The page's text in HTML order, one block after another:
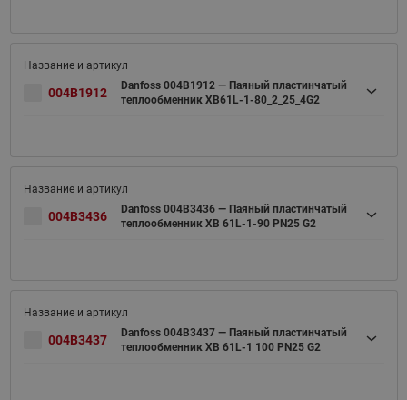
004B1912
Danfoss 004B1912 — Паяный пластинчатый
теплообменник XB61L-1-80_2_25_4G2
004B3436
Danfoss 004B3436 — Паяный пластинчатый
теплообменник XB 61L-1-90 PN25 G2
004B3437
Danfoss 004B3437 — Паяный пластинчатый
теплообменник XB 61L-1 100 PN25 G2